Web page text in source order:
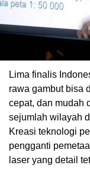
Lima finalis
rawa gambut bisa
cepat, dan mudah
sejumlah wilayah
Kreasi teknologi
pengganti
laser yang detail